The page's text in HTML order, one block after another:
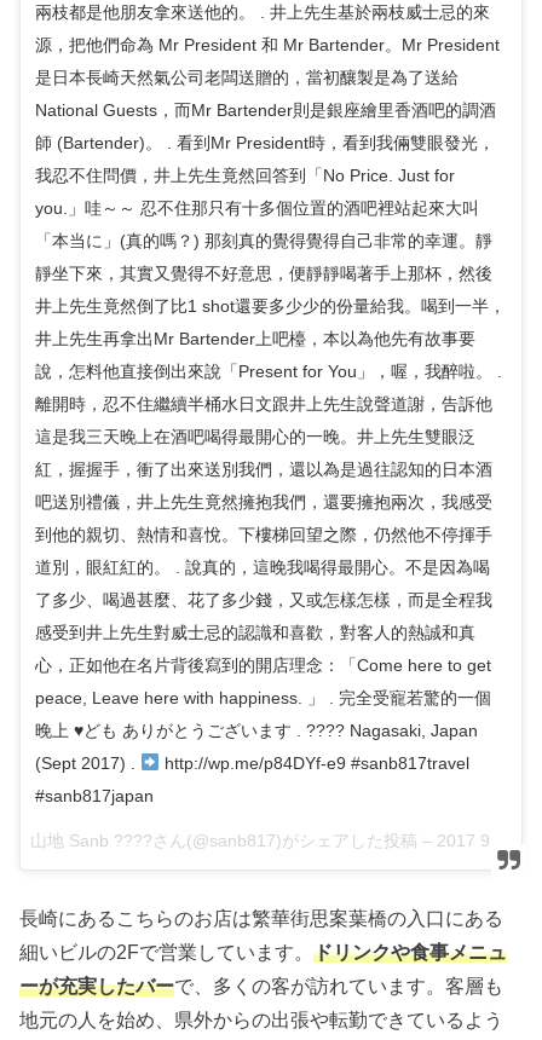
兩枝都是他朋友拿來送他的。 . 井上先生基於兩枝威士忌的來
源，把他們命為 Mr President 和 Mr Bartender。Mr President
是日本長崎天然氣公司老闆送贈的，當初釀製是為了送給
National Guests，而Mr Bartender則是銀座繪里香酒吧的調酒
師 (Bartender)。 . 看到Mr President時，看到我倆雙眼發光，
我忍不住問價，井上先生竟然回答到「No Price. Just for
you.」哇～～ 忍不住那只有十多個位置的酒吧裡站起來大叫
「本当に」(真的嗎？) 那刻真的覺得覺得自己非常的幸運。靜
靜坐下來，其實又覺得不好意思，便靜靜喝著手上那杯，然後
井上先生竟然倒了比1 shot還要多少少的份量給我。喝到一半，
井上先生再拿出Mr Bartender上吧檯，本以為他先有故事要
說，怎料他直接倒出來說「Present for You」，喔，我醉啦。 .
離開時，忍不住繼續半桶水日文跟井上先生說聲道謝，告訴他
這是我三天晚上在酒吧喝得最開心的一晚。井上先生雙眼泛
紅，握握手，衝了出來送別我們，還以為是過往認知的日本酒
吧送別禮儀，井上先生竟然擁抱我們，還要擁抱兩次，我感受
到他的親切、熱情和喜悅。下樓梯回望之際，仍然他不停揮手
道別，眼紅紅的。 . 說真的，這晚我喝得最開心。不是因為喝
了多少、喝過甚麼、花了多少錢，又或怎樣怎樣，而是全程我
感受到井上先生對威士忌的認識和喜歡，對客人的熱誠和真
心，正如他在名片背後寫到的開店理念：「Come here to get
peace, Leave here with happiness. 」 . 完全受寵若驚的一個
晚上♥️ども ありがとうございます . ???? Nagasaki, Japan
(Sept 2017) .
http://wp.me/p84DYf-e9 #sanb817travel
#sanb817japan
山地 Sanb ????さん(@sanb817)がシェアした投稿 – 2017 9月 11 1:33午後 PDT
長崎にあるこちらのお店は繁華街思案葉橋の入口にある
細いビルの2Fで営業しています。ドリンクや食事メニュ
ーが充実したバーで、多くの客が訪れています。客層も
地元の人を始め、県外からの出張や転勤できているよう